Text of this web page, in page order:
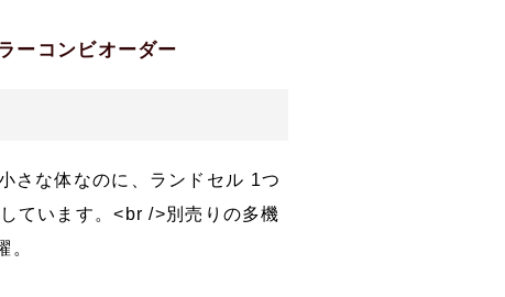
ーコンビオーダー
さな体なのに、ランドセル 1つ
ています。<br />別売りの多機
。